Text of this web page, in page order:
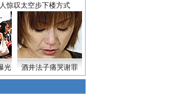
惊叹太空步下楼方式
光 酒井法子痛哭谢罪